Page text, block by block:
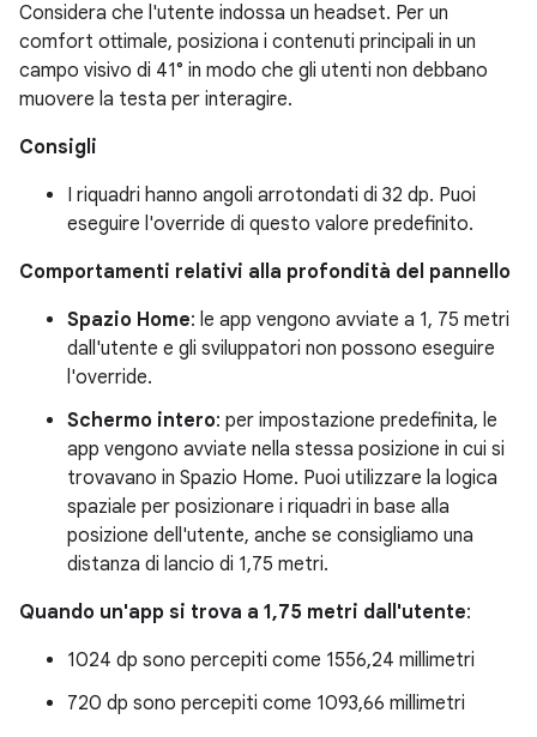
Considera che l'utente indossa un headset. Per un
comfort ottimale, posiziona i contenuti principali in un
campo visivo di 41° in modo che gli utenti non debbano
muovere la testa per interagire.
Consigli
I riquadri hanno angoli arrotondati di 32 dp. Puoi
eseguire l'override di questo valore predefinito.
Comportamenti relativi alla profondità del pannello
Spazio Home: le app vengono avviate a 1, 75 metri
dall'utente e gli sviluppatori non possono eseguire
l'override.
Schermo intero: per impostazione predefinita, le
app vengono avviate nella stessa posizione in cui si
trovavano in Spazio Home. Puoi utilizzare la logica
spaziale per posizionare i riquadri in base alla
posizione dell'utente, anche se consigliamo una
distanza di lancio di 1,75 metri.
Quando un'app si trova a 1,75 metri dall'utente:
1024 dp sono percepiti come 1556,24 millimetri
720 dp sono percepiti come 1093,66 millimetri